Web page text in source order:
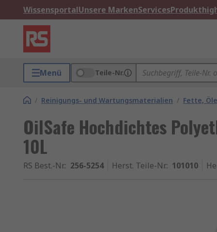
WissensportalUnsere MarkenServices
Menü Teile-Nr.
/ Reinigungs- und Wartungsmaterialien / Fette,
OilSafe Hochdichtes
10L
RS Best.-Nr.: 256-5254 Herst. Teile-Nr.: 101010